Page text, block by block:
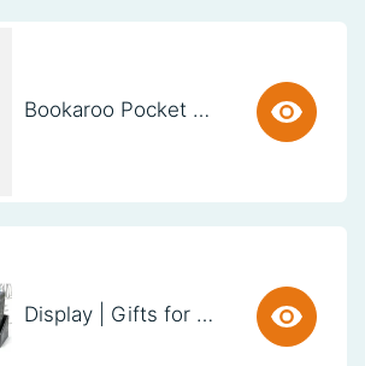
Bookaroo Pocket Notebook (A6) - CREAM
Display | Gifts for Book Lovers (60cm)